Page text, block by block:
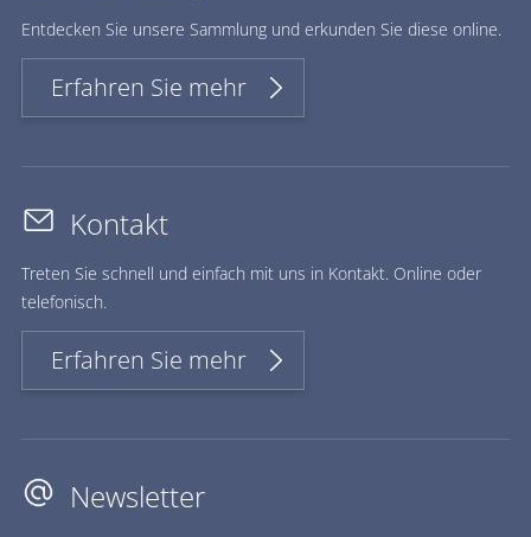
Ent­de­cken Sie un­se­re Samm­lung und er­kun­den Sie die­se on­line.
Erfahren Sie mehr
Kontakt
Treten Sie schnell und einfach mit uns in Kontakt. Online oder
telefonisch.
Erfahren Sie mehr
Newsletter